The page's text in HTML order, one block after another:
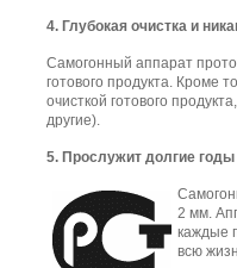
4. Глубокая очистка и
Самогонный аппарат
готового продукта. Кроме
очисткой готового
другие).
5. Прослужит долгие
2 мм.
каждые
всю